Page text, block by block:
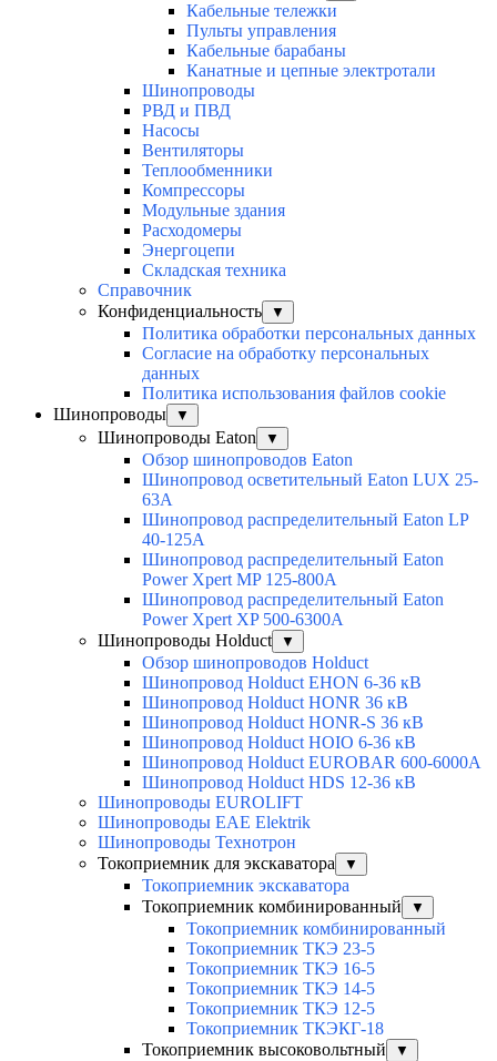
Кабельные тележки
Пульты управления
Кабельные барабаны
Канатные и цепные электротали
Шинопроводы
РВД и ПВД
Насосы
Вентиляторы
Теплообменники
Компрессоры
Модульные здания
Расходомеры
Энергоцепи
Складская техника
Справочник
Конфиденциальность
▼
Политика обработки персональных данных
Согласие на обработку персональных
данных
Политика использования файлов cookie
Шинопроводы
▼
Шинопроводы Eaton ▼
Обзор шинопроводов Eaton
Шинопровод осветительный Eaton LUX 25-
63A
Шинопровод распределительный Eaton LP
40-125A
Шинопровод распределительный Eaton
Power Xpert MP 125-800A
Шинопровод распределительный Eaton
Power Xpert XP 500-6300A
Шинопроводы Holduct
▼
Обзор шинопроводов Holduct
Шинопровод Holduct EHON 6-36 кВ
Шинопровод Holduct HONR 36 кВ
Шинопровод Holduct HONR-S 36 кВ
Шинопровод Holduct HOIO 6-36 кВ
Шинопровод Holduct EUROBAR 600-6000A
Шинопровод Holduct HDS 12-36 кВ
Шинопроводы EUROLIFT
Шинопроводы EAE Elektrik
Шинопроводы Технотрон
Токоприемник для экскаватора
▼
Токоприемник экскаватора
Токоприемник комбинированный
▼
Токоприемник комбинированный
Токоприемник ТКЭ 23-5
Токоприемник ТКЭ 16-5
Токоприемник ТКЭ 14-5
Токоприемник ТКЭ 12-5
Токоприемник ТКЭКГ-18
Токоприемник высоковольтный
▼